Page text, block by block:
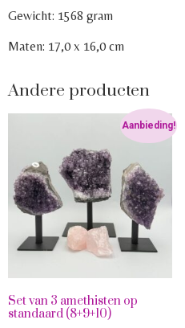
Gewicht: 1568 gram
Maten: 17,0 x 16,0 cm
Andere producten
Aanbieding!
Set van 3 amethisten op
standaard (8+9+10)